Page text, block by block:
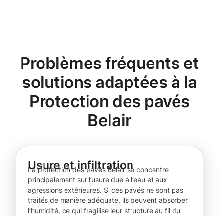
Problèmes fréquents et
solutions adaptées à la
Protection des pavés
Belair
Usure et infiltration
La protection des pavés Belair se concentre
principalement sur l’usure due à l’eau et aux
agressions extérieures. Si ces pavés ne sont pas
traités de manière adéquate, ils peuvent absorber
l’humidité, ce qui fragilise leur structure au fil du